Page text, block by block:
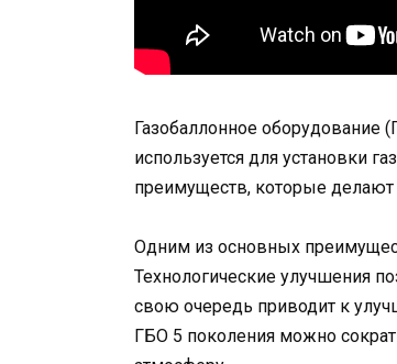
Газобаллонное оборудование
используется для установки
преимуществ, которые
Одним из основных
Технологические улучшения
свою очередь приводит к
ГБО 5 поколения можно